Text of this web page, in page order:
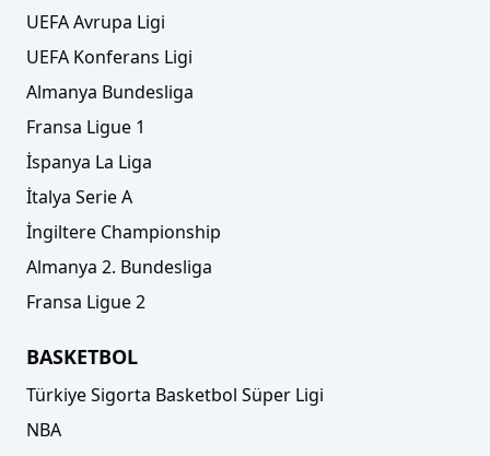
UEFA Avrupa Ligi
UEFA Konferans Ligi
Almanya Bundesliga
Fransa Ligue 1
İspanya La Liga
İtalya Serie A
İngiltere Championship
Almanya 2. Bundesliga
Fransa Ligue 2
BASKETBOL
Türkiye Sigorta Basketbol Süper Ligi
NBA